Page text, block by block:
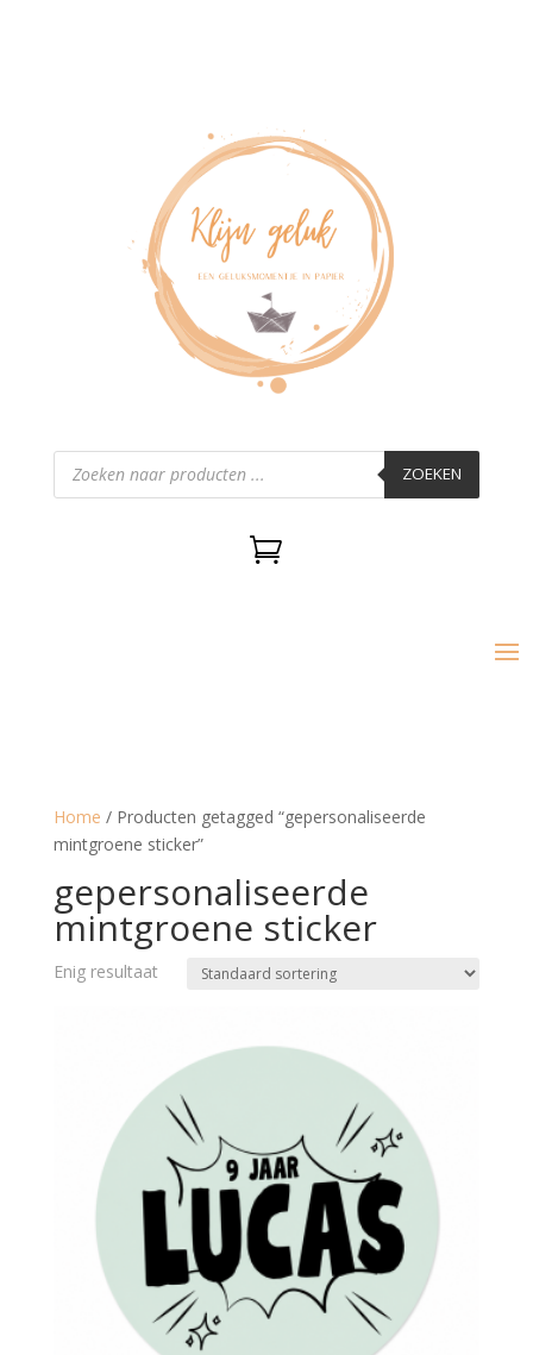
Producten
zoeken ZOEKEN

Home / Producten getagged “gepersonaliseerde
mintgroene sticker”
gepersonaliseerde
mintgroene sticker
Enig resultaat